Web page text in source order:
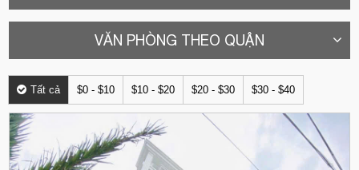
VĂN PHÒNG THEO QUẬN
Tất cả $0 - $10 $10 - $20 $20 - $30 $30 - $40